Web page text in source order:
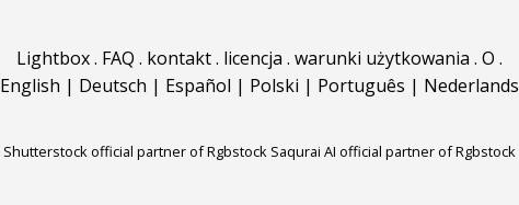
Lightbox. FAQ . kontakt. licencja . warunki użytkowania . O .
English | Deutsch | Español | Polski | Português | Nederlands
Shutterstock official partner of Rgbstock Saqurai AI official partner of Rgbstock